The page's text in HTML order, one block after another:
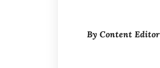
By Content Editor